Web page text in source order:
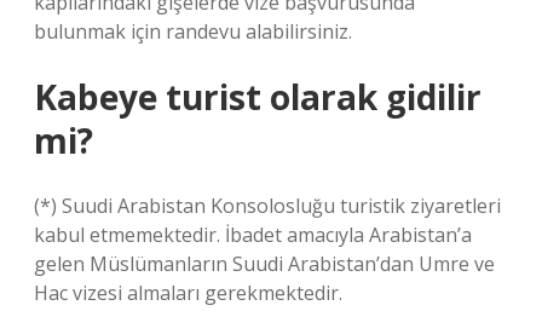
bulunmak için randevu alabilirsiniz.
Kabeye turist olarak gidilir
mi?
(*) Suudi Arabistan Konsolosluğu turistik ziyaretleri
kabul etmemektedir. İbadet amacıyla Arabistan’a
gelen Müslümanların Suudi Arabistan’dan Umre ve
Hac vizesi almaları gerekmektedir.